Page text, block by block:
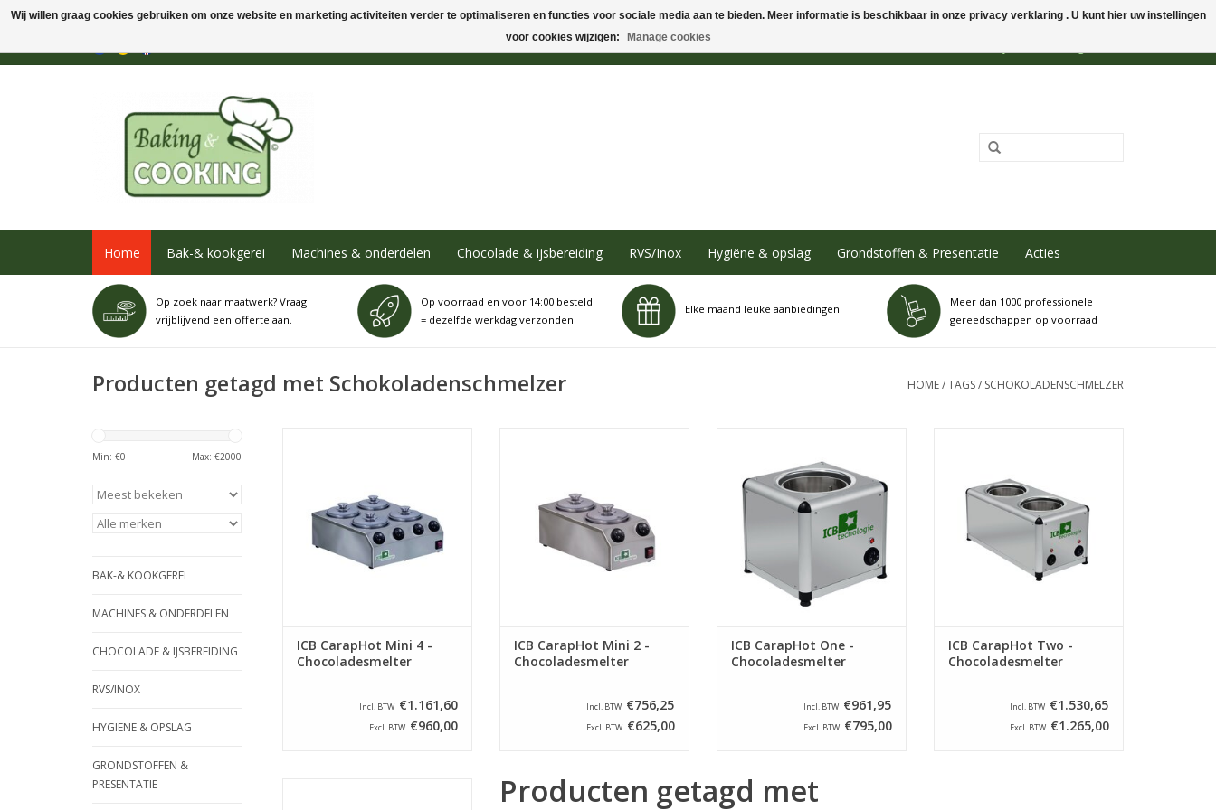
Home Bak-& kookgerei Machines & onderdelen Chocolade & ijsbereiding RVS/Inox Hygiëne & opslag Grondstoffen & Presentatie Acties
Op zoek naar maatwerk? Vraag
vrijblijvend een offerte aan.
Op voorraad en voor 14:00 besteld
= dezelfde werkdag verzonden!
Elke maand leuke aanbiedingen
Meer dan 1000 professionele
gereedschappen op voorraad
Producten getagd met Schokoladenschmelzer HOME/TAGS/ SCHOKOLADENSCHMELZER
Min: €0 Max: €2000
BAK-& KOOKGEREI
MACHINES & ONDERDELEN
CHOCOLADE & IJSBEREIDING
RVS/INOX
HYGIËNE & OPSLAG
GRONDSTOFFEN &
PRESENTATIE
ICB CarapHot Mini 4 -
Chocoladesmelter
Incl. BTW €1.161,60
Excl. BTW €960,00
ICB CarapHot Mini 2 -
Chocoladesmelter
Incl. BTW €756,25
Excl. BTW €625,00
TOEVOEGEN AAN WINKELWAGEN
ICB CarapHot One -
Chocoladesmelter
Incl. BTW €961,95
Excl. BTW €795,00
TOEVOEGEN AAN WINKELWAGEN
ICB CarapHot Two -
Chocoladesmelter
Incl. BTW €1.530,65
Excl. BTW €1.265,00
Producten getagd met
Wij willen graag cookies gebruiken om onze website en marketing activiteiten verder te optimaliseren en functies voor sociale media aan te bieden. Meer informatie is beschikbaar in onze privacy verklaring . U kunt hier uw instellingen
voor cookies wijzigen:
Manage cookies